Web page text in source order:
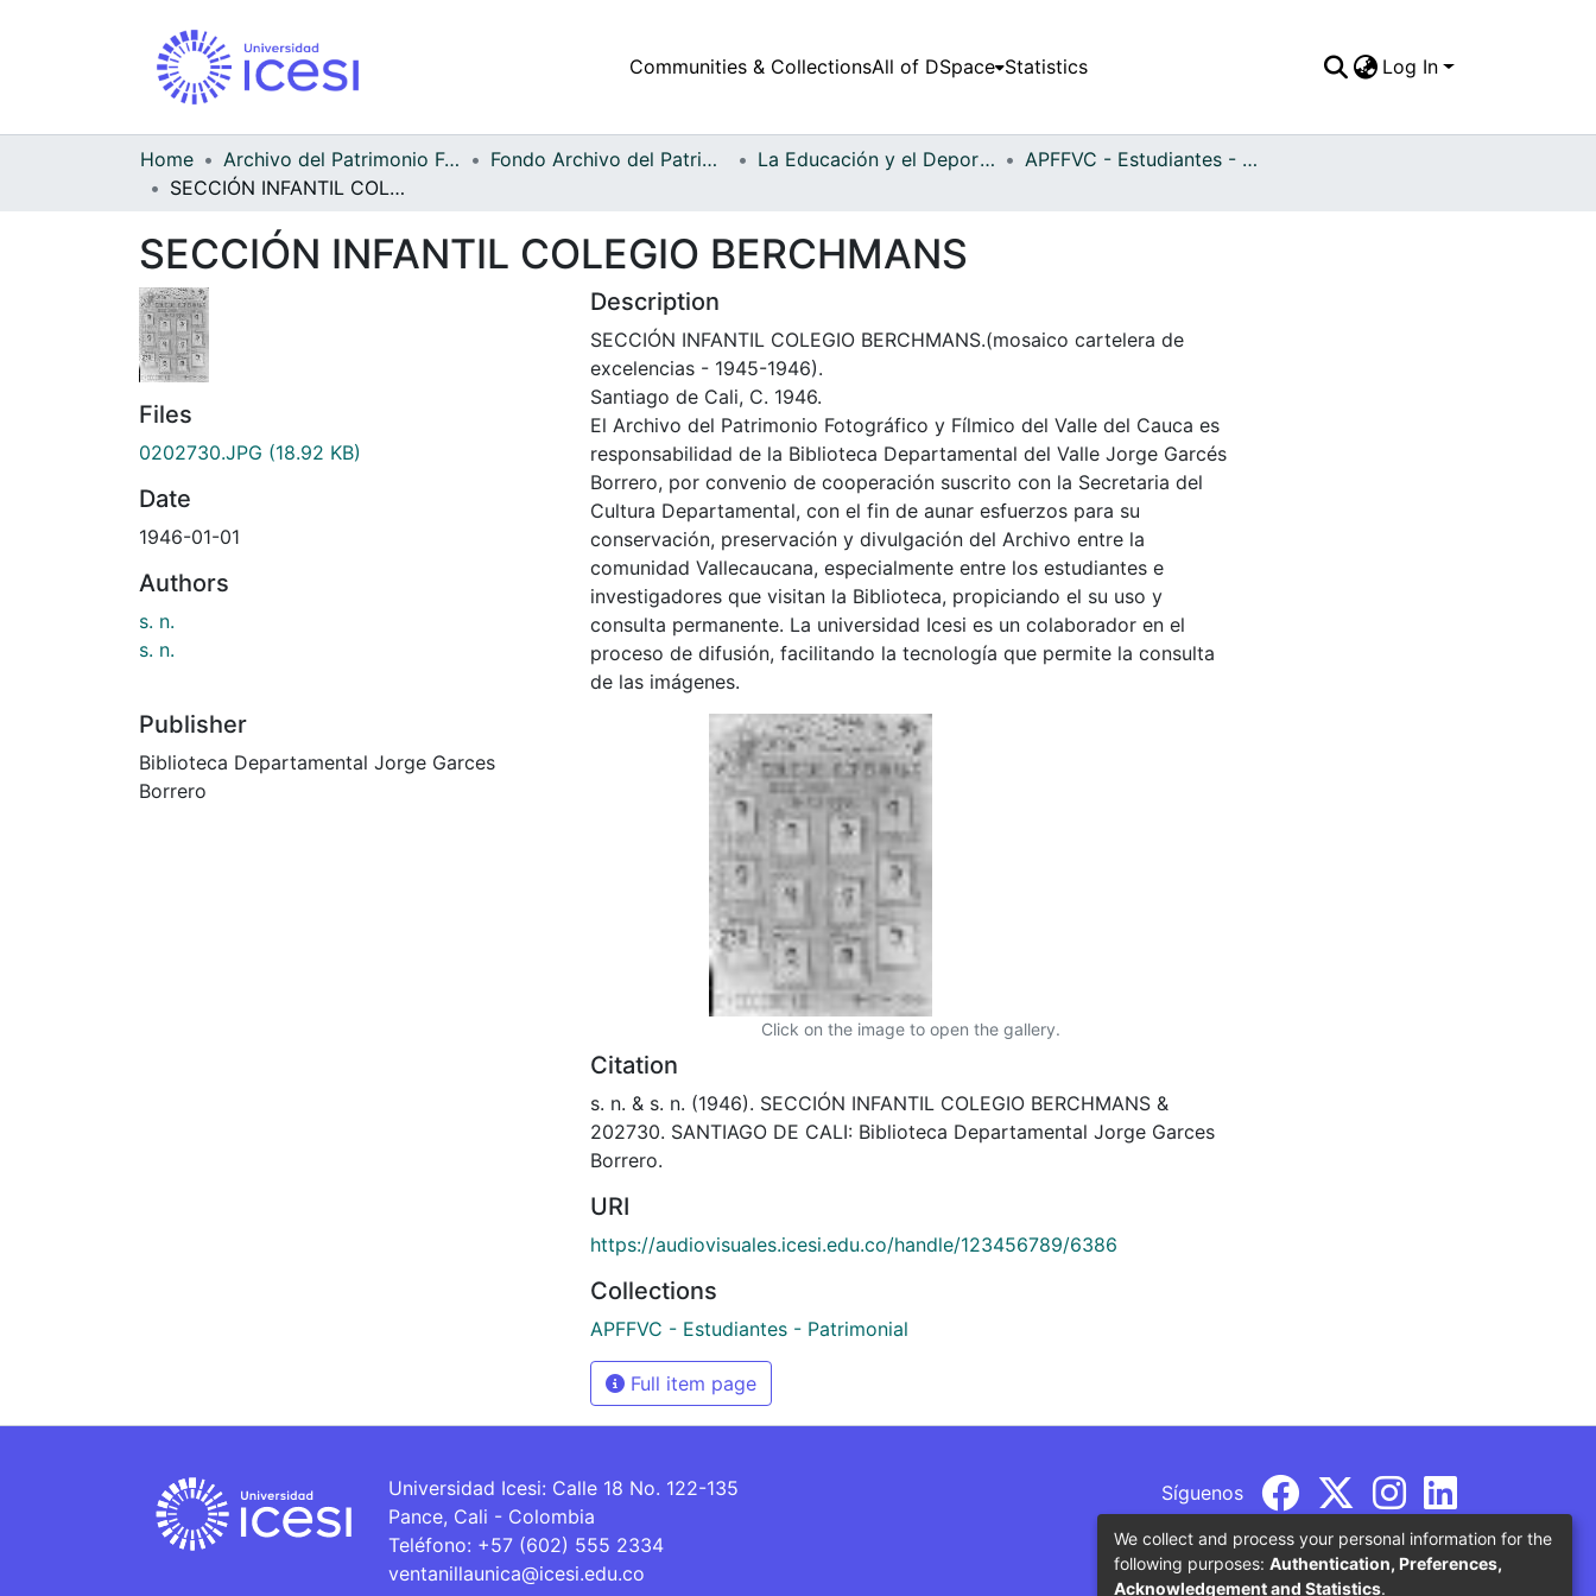
Communities & CollectionsAll of DSpace Statistics Log In
Home Archivo del Patrimonio Fotográfico y Fílmico del Valle del Cauca Fondo Archivo del Patrimonio Fotográfico y Fílmico del Valle del Cauca La Educación y el Deporte
APFFVC - Estudiantes - Patrimonial
SECCIÓN INFANTIL COLEGIO BERCHMANS
SECCIÓN INFANTIL COLEGIO BERCHMANS
Files
0202730.JPG (18.92 KB)
Date
1946-01-01
Authors
s. n.
s. n.
Publisher
Biblioteca Departamental Jorge Garces
Borrero
Description
SECCIÓN INFANTIL COLEGIO BERCHMANS.(mosaico cartelera de
excelencias - 1945-1946).
Santiago de Cali, C. 1946.
El Archivo del Patrimonio Fotográfico y Fílmico del Valle del Cauca es
responsabilidad de la Biblioteca Departamental del Valle Jorge Garcés
Borrero, por convenio de cooperación suscrito con la Secretaria del
Cultura Departamental, con el fin de aunar esfuerzos para su
conservación, preservación y divulgación del Archivo entre la
comunidad Vallecaucana, especialmente entre los estudiantes e
investigadores que visitan la Biblioteca, propiciando el su uso y
consulta permanente. La universidad Icesi es un colaborador en el
proceso de difusión, facilitando la tecnología que permite la consulta
de las imágenes.
Click on the image to open the gallery.
Citation
s. n. & s. n. (1946). SECCIÓN INFANTIL COLEGIO BERCHMANS &
202730. SANTIAGO DE CALI: Biblioteca Departamental Jorge Garces
Borrero.
URI
https://audiovisuales.icesi.edu.co/handle/123456789/6386
Collections
APFFVC - Estudiantes - Patrimonial
Full item page
Universidad Icesi: Calle 18 No. 122-135
Pance, Cali - Colombia
Teléfono: +57 (602) 555 2334
ventanillaunica@icesi.edu.co
Síguenos
We collect and process your personal information for the
following purposes: Authentication, Preferences,
Acknowledgement and Statistics.